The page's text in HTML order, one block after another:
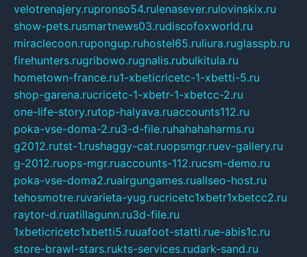
velotrenajery.rupronso54.rulenasever.rulovinskix.ru
show-pets.rusmartnews03.rudiscofoxworld.ru
miraclecoon.rupongup.ruhostel65.ruliura.ruglasspb.ru
firehunters.rugribowo.rugnalis.rubulkitula.ru
hometown-france.ru1-xbeticricetc-1-xbetti-5.ru
shop-garena.rucricetc-1-xbetr-1-xbetcc-2.ru
one-life-story.rutop-halyava.ruaccounts112.ru
poka-vse-doma-2.ru3-d-file.ruhahahaharms.ru
g2012.rutst-1.rushaggy-cat.ruopsmgr.ruev-gallery.ru
g-2012.ruops-mgr.ruaccounts-112.rucsm-demo.ru
poka-vse-doma2.ruairgungames.ruallseo-host.ru
tehosmotre.ruvarieta-yug.rucricetc1xbetr1xbetcc2.ru
raytor-d.ruatillagunn.ru3d-file.ru
1xbeticricetc1xbetti5.ruuafoot-statti.rue-abis1c.ru
store-brawl-stars.rukts-services.rudark-sand.ru